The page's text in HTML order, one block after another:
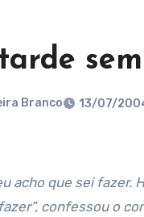
Branco 13/07/
acho que sei
confessou o